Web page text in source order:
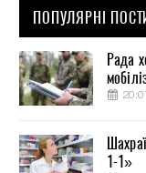
ПОПУЛЯРНІ
Рада
1-1»